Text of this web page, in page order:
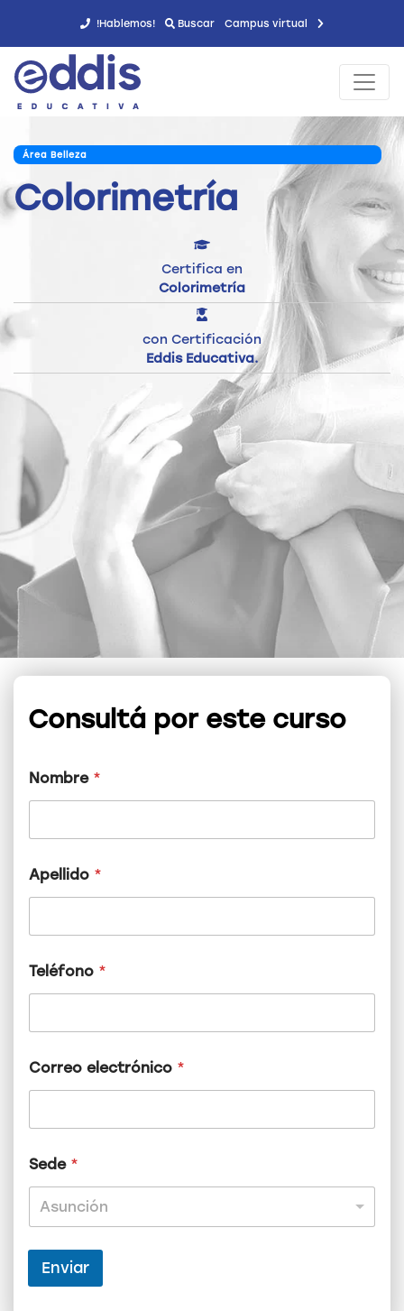
!Hablemos! Buscar Campus virtual
Área Belleza
Colorimetría
Certifica en
Colorimetría
con Certificación
Eddis Educativa.
Consultá por este curso
Nombre *
Apellido *
Teléfono *
e
d
N
m
b
r
*
Correo electrónico *
Sede *
Asunción
Enviar